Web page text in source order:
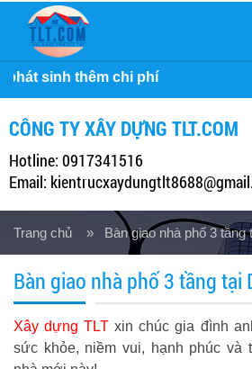
CÔNG TY XÂY DỰNG TLT.COM
Hotline: 0917341516
Email:
Trang chủ » Bàn giao nhà phố 3 tầng
Bàn giao nhà phố 3 tầng tại
Xây dựng TLT xin chúc gia đình
sức khỏe, niềm vui, hạnh phúc và